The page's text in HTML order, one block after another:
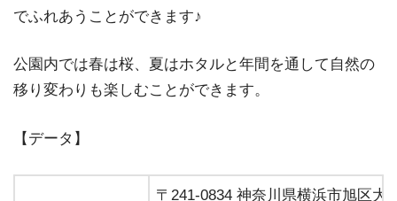
でふれあうことができます♪
公園内では春は桜、夏はホタルと年間を通して自然の
移り変わりも楽しむことができます。
【データ】
〒241-0834 神奈川県横浜市旭区大